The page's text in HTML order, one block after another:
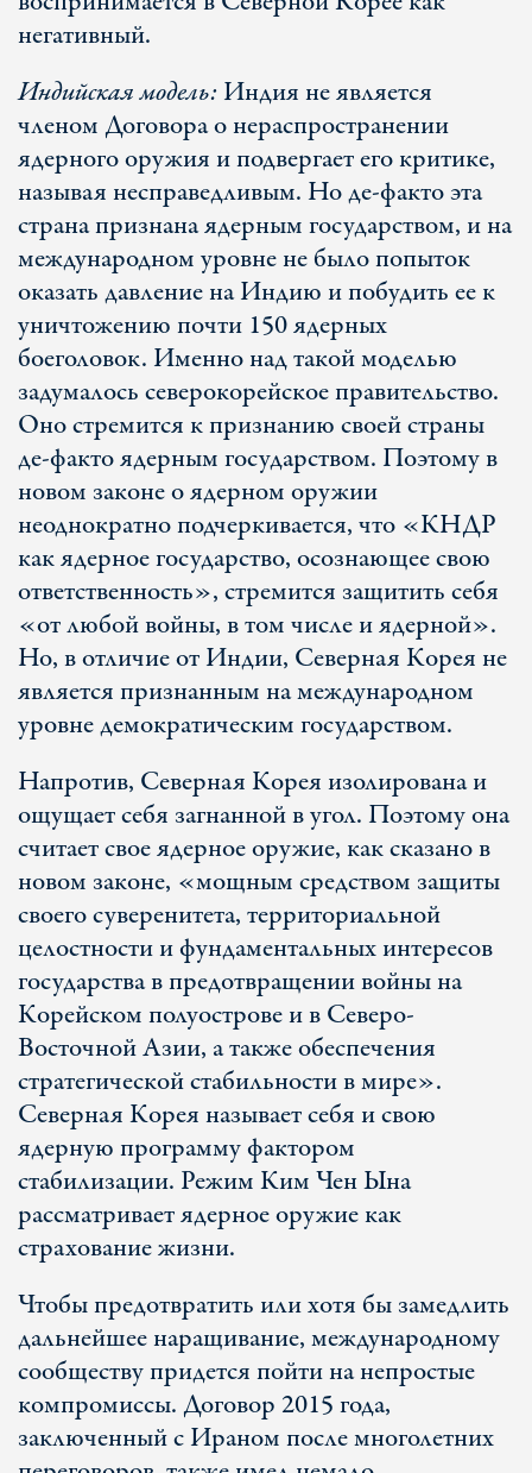
негативный.
Индийская модель:Индия не является
членом Договора о нераспространении
ядерного оружия и подвергает его критике,
называя несправедливым. Но де-факто эта
страна признана ядерным государством, и на
международном уровне не было попыток
оказать давление на Индию и побудить ее к
уничтожению почти 150 ядерных
боеголовок. Именно над такой моделью
задумалось северокорейское правительство.
Оно стремится к признанию своей страны
де-факто ядерным государством. Поэтому в
новом законе о ядерном оружии
неоднократно подчеркивается, что «КНДР
как ядерное государство, осознающее свою
ответственность», стремится защитить себя
«от любой войны, в том числе и ядерной».
Но, в отличие от Индии, Северная Корея не
является признанным на международном
уровне демократическим государством.
Напротив, Северная Корея изолирована и
ощущает себя загнанной в угол. Поэтому она
считает свое ядерное оружие, как сказано в
новом законе, «мощным средством защиты
своего суверенитета, территориальной
целостности и фундаментальных интересов
государства в предотвращении войны на
Корейском полуострове и в Северо-
Восточной Азии, а также обеспечения
стратегической стабильности в мире».
Северная Корея называет себя и свою
ядерную программу фактором
стабилизации. Режим Ким Чен Ына
рассматривает ядерное оружие как
страхование жизни.
Чтобы предотвратить или хотя бы замедлить
дальнейшее наращивание, международному
сообществу придется пойти на непростые
компромиссы. Договор 2015 года,
заключенный с Ираном после многолетних